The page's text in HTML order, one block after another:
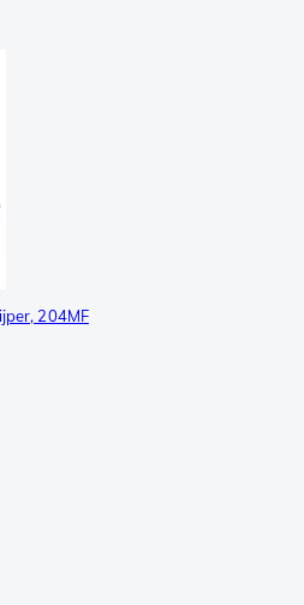
204MF